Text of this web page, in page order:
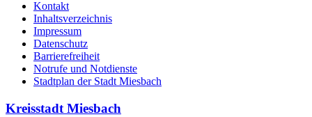
Kontakt
Inhaltsverzeichnis
Impressum
Datenschutz
Barrierefreiheit
Notrufe und Notdienste
Stadtplan der Stadt Miesbach
Kreisstadt Miesbach